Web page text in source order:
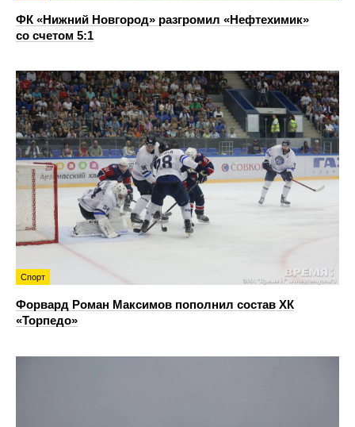
ФК «Нижний Новгород» разгромил «Нефтехимик»
со счетом 5:1
Спорт
Форвард Роман Максимов пополнил состав ХК
«Торпедо»